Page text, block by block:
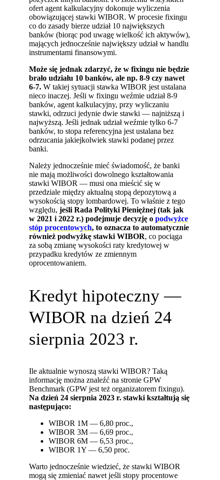
ofert agent kalkulacyjny dokonuje wyliczenia
obowiązującej stawki WIBOR. W procesie fixingu
co do zasady bierze udział 10 największych
banków (biorąc pod uwagę wielkość ich aktywów),
mających jednocześnie największy udział w handlu
instrumentami finansowymi.
Może się jednak zdarzyć, że w fixingu nie będzie
brało udziału 10 banków, ale np. 8-9 czy nawet
6-7. W takiej sytuacji stawka WIBOR jest ustalana
nieco inaczej. Jeśli w fixingu weźmie udział 8-9
banków, agent kalkulacyjny, przy wyliczaniu
stawki, odrzuci jedynie dwie stawki — najniższą i
najwyższą. Jeśli jednak udział weźmie tylko 6-7
banków, to stopa referencyjna jest ustalana bez
odrzucania jakiejkolwiek stawki podanej przez
banki.
Należy jednocześnie mieć świadomość, że banki
nie mają możliwości dowolnego kształtowania
stawki WIBOR — musi ona mieścić się w
przedziale między aktualną stopą depozytową a
wysokością stopy lombardowej. To właśnie z tego
względu, jeśli Rada Polityki Pieniężnej (tak jak
w 2021 i 2022 r.) podejmuje decyzję opodwyżce
stóp procentowych, to oznacza to automatycznie
również podwyżkę stawki WIBOR, co pociąga
za sobą zmianę wysokości raty kredytowej w
przypadku kredytów ze zmiennym
oprocentowaniem.
Kredyt hipoteczny —
WIBOR na dzień 24
sierpnia 2023 r.
Ile aktualnie wynoszą stawki WIBOR? Taką
informację można znaleźć na stronie GPW
Benchmark (GPW jest też organizatorem fixingu).
Na dzień 24 sierpnia 2023 r. stawki kształtują się
następująco:
WIBOR 1M — 6,80 proc.,
WIBOR 3M — 6,69 proc.,
WIBOR 6M — 6,53 proc.,
WIBOR 1Y — 6,50 proc.
Warto jednocześnie wiedzieć, że stawki WIBOR
mogą się zmieniać nawet jeśli stopy procentowe